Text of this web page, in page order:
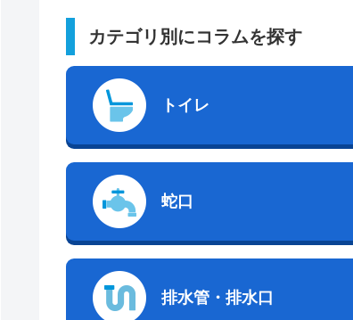
カテゴリ別にコラムを探す
トイレ
蛇口
排水管・排水口